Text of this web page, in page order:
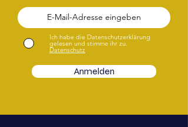
Ich habe die Datenschutzerklärung
gelesen und stimme ihr zu.
Datenschutz
Anmelden